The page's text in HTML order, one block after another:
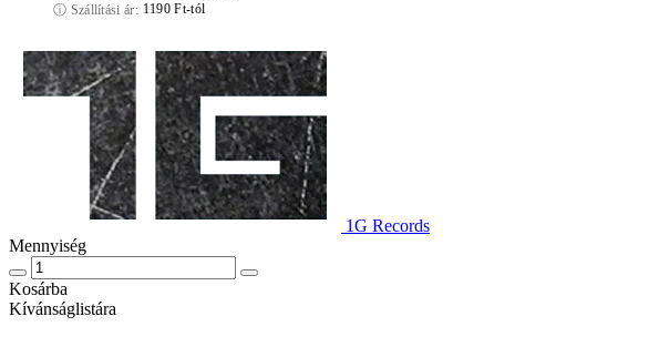
ⓘ Szállítási ár: 1190 Ft-tól
1G Records
Mennyiség
Kosárba
Kívánságlistára